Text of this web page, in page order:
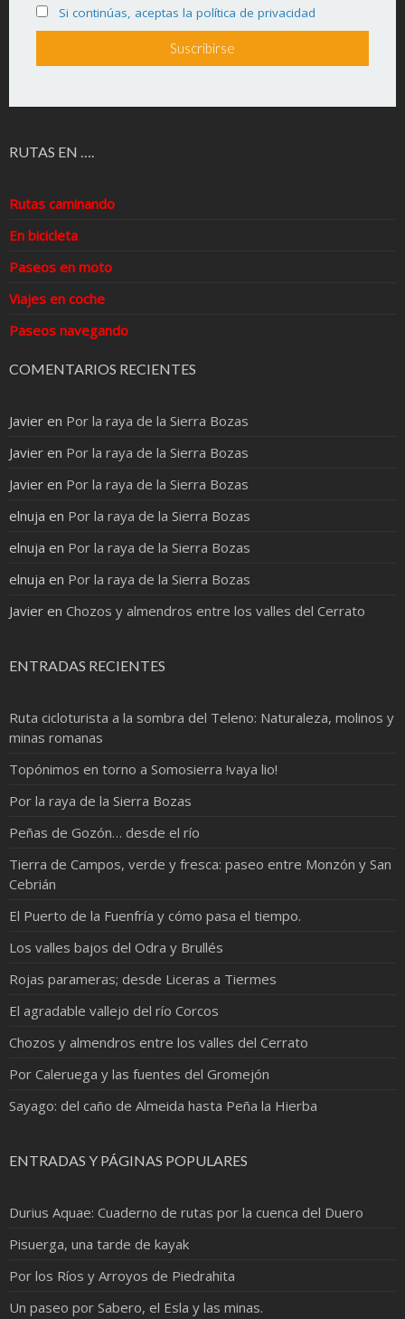
Si continúas, aceptas la política de privacidad
RUTAS EN ….
Rutas caminando
En bicicleta
Paseos en moto
Viajes en coche
Paseos navegando
COMENTARIOS RECIENTES
Javier en Por la raya de la Sierra Bozas
Javier en Por la raya de la Sierra Bozas
Javier en Por la raya de la Sierra Bozas
elnuja en Por la raya de la Sierra Bozas
elnuja en Por la raya de la Sierra Bozas
elnuja en Por la raya de la Sierra Bozas
Javier en Chozos y almendros entre los valles del Cerrato
ENTRADAS RECIENTES
Ruta cicloturista a la sombra del Teleno: Naturaleza, molinos y
minas romanas
Topónimos en torno a Somosierra !vaya lio!
Por la raya de la Sierra Bozas
Peñas de Gozón… desde el río
Tierra de Campos, verde y fresca: paseo entre Monzón y San
Cebrián
El Puerto de la Fuenfría y cómo pasa el tiempo.
Los valles bajos del Odra y Brullés
Rojas parameras; desde Liceras a Tiermes
El agradable vallejo del río Corcos
Chozos y almendros entre los valles del Cerrato
Por Caleruega y las fuentes del Gromejón
Sayago: del caño de Almeida hasta Peña la Hierba
ENTRADAS Y PÁGINAS POPULARES
Durius Aquae: Cuaderno de rutas por la cuenca del Duero
Pisuerga, una tarde de kayak
Por los Ríos y Arroyos de Piedrahita
Un paseo por Sabero, el Esla y las minas.